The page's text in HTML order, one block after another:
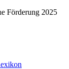
Förderung 2025